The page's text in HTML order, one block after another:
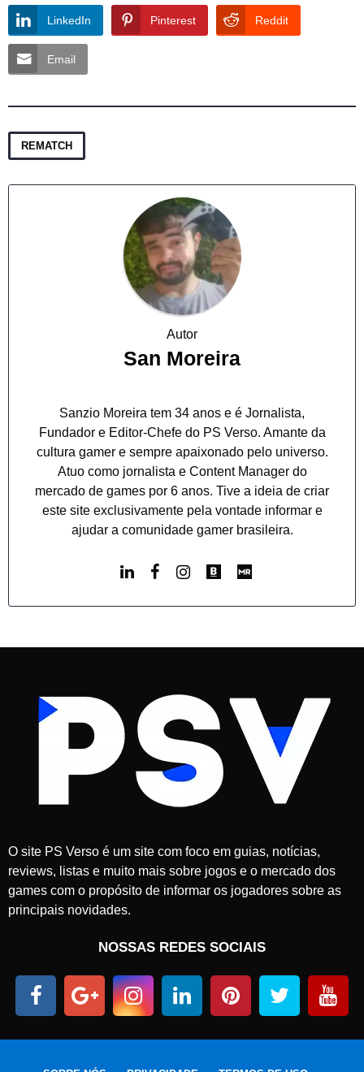
LinkedIn Pinterest Reddit
Email
REMATCH
Autor
San Moreira
Sanzio Moreira tem 34 anos e é Jornalista,
Fundador e Editor-Chefe do PS Verso. Amante da
cultura gamer e sempre apaixonado pelo universo.
Atuo como jornalista e Content Manager do
mercado de games por 6 anos. Tive a ideia de criar
este site exclusivamente pela vontade informar e
ajudar a comunidade gamer brasileira.
O site PS Verso é um site com foco em guias, notícias,
reviews, listas e muito mais sobre jogos e o mercado dos
games com o propósito de informar os jogadores sobre as
principais novidades.
NOSSAS REDES SOCIAIS